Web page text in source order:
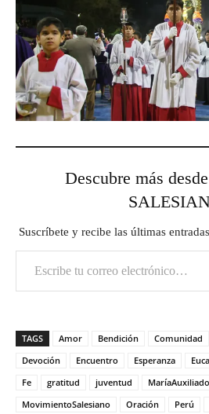
Descubre más
Suscríbete y recibe las últimas
Escribe tu correo electrónico…
TAGS Amor Bendición Comunidad
Devoción
Encuentro Esperanza
Fe
gratitud juventud
MovimientoSalesiano
Oración Perú